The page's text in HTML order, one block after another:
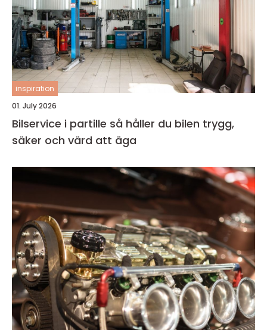
inspiration
01. July 2026
Bilservice i partille så håller du bilen trygg,
säker och värd att äga